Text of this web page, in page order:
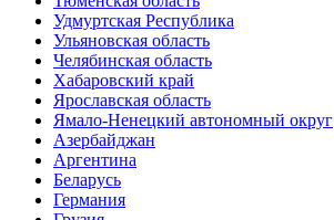
Удмуртская Республика
Ульяновская область
Челябинская область
Хабаровский край
Ярославская область
Ямало-Ненецкий автономный округ
Азербайджан
Аргентина
Беларусь
Германия